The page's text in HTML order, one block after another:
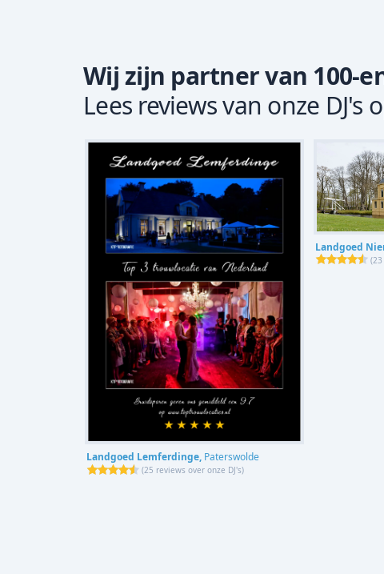
Wij zijn partner van 100-
Lees reviews van onze DJ's
Landgoed Lemferdinge, Paterswolde
(25 reviews over onze DJ's)
Landgoed
(23